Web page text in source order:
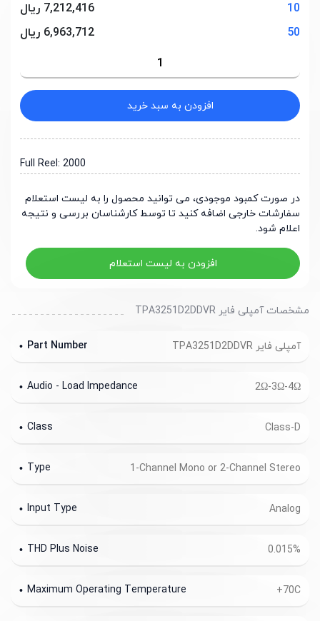
10
7,212,416 ریال
50
6,963,712 ریال
افزودن به سبد خرید
Full Reel: 2000
در صورت کمبود موجودی، می توانید محصول را به لیست استعلام
سفارشات خارجی اضافه کنید تا توسط کارشناسان بررسی و نتیجه
اعلام شود.
افزودن به لیست استعلام
مشخصات آمپلی فایر TPA3251D2DDVR
آمپلی فایر TPA3251D2DDVR Part Number
2Ω-3Ω-4Ω
Audio - Load Impedance
Class-D
Class
1-Channel Mono or 2-Channel Stereo
Type
Analog
Input Type
0.015%
THD Plus Noise
+70C
Maximum Operating Temperature